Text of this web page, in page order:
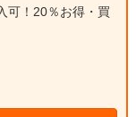
可！20％お得・買